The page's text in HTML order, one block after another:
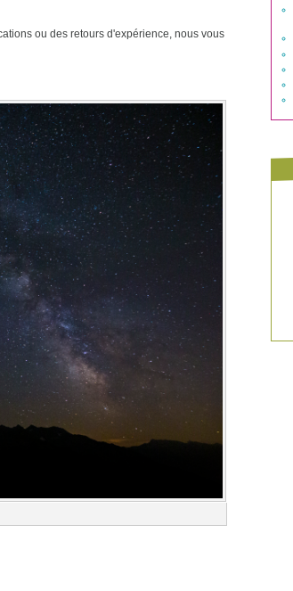
ou des retours d'expérience, nous vous